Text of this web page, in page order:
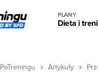
PLANY
Dieta i
PoTreningu Artykuły